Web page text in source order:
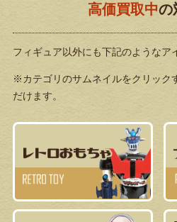
高価買取中の
フィギュア以外にも下記のようなア
※カテゴリのサムネイルをクリック
だけます。